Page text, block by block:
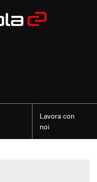
Lavora con
noi